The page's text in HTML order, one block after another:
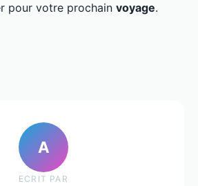
pour votre prochain voyage.
A
ECRIT PAR